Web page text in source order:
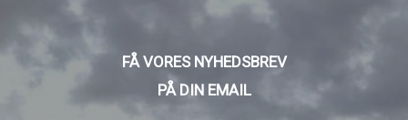
FÅ VORES NYHEDSBREV
PÅ DIN EMAIL